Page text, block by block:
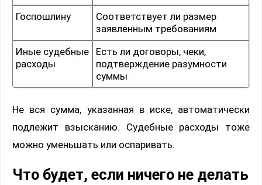
Госпошлину
Соответствует ли размер
заявленным требованиям
Иные судебные
расходы
Есть ли договоры, чеки,
подтверждение разумности
суммы
Не вся сумма, указанная в иске, автоматически
подлежит взысканию. Судебные расходы тоже
можно уменьшать или оспаривать.
Что будет, если ничего не делать